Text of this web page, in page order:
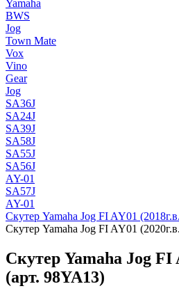
Yamaha
BWS
Jog
Town Mate
Vox
Vino
Gear
Jog
SA36J
SA24J
SA39J
SA58J
SA55J
SA56J
AY-01
SA57J
AY-01
Скутер Yamaha Jog FI AY01
Скутер Yamaha Jog FI AY01
Скутер Yamaha Jog FI
(арт. 98YA13)